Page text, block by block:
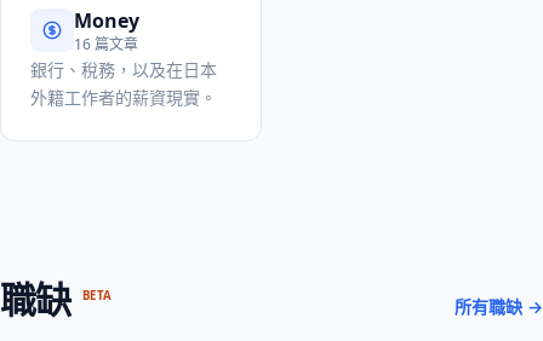
Money
16 篇文章
銀行、稅務，以及在日本
外籍工作者的薪資現實。
職缺 BETA 所有職缺 →